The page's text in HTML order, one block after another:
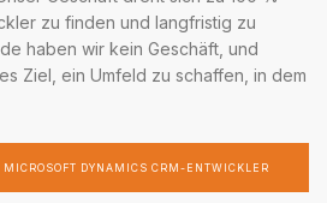
zu finden und langfristig zu
haben wir kein Geschäft, und
Ziel, ein Umfeld zu schaffen, in dem
DYNAMICS CRM-ENTWICKLER